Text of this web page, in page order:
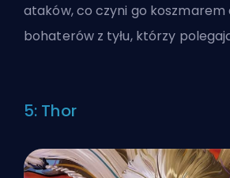
ataków, co czyni go
bohaterów z tyłu, którzy
5: Thor